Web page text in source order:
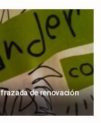
de renovación